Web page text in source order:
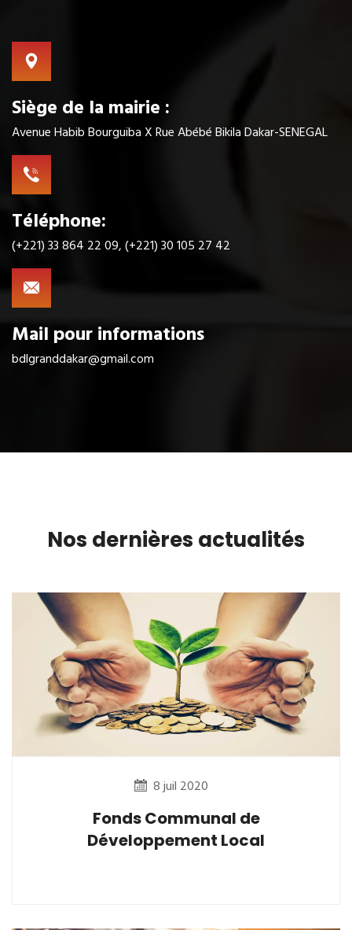
Siège de la mairie :
Avenue Habib Bourguiba X Rue Abébé Bikila Dakar-SENEGAL
Téléphone:
(+221) 33 864 22 09, (+221) 30 105 27 42
Mail pour informations
bdlgranddakar@gmail.com
Nos dernières actualités
8 juil 2020
Fonds Communal de
Développement Local